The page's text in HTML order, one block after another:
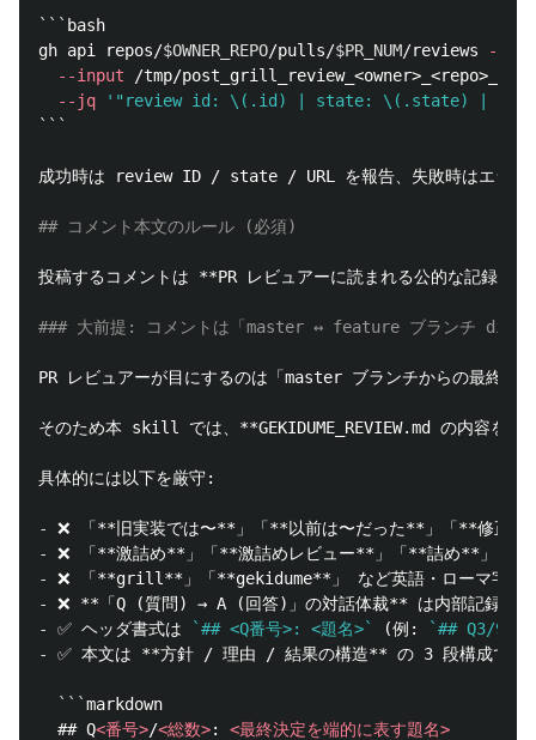
```
gh api repos/$OWNER_REPO/pulls/$PR_NUM/reviews
--
--input /tmp/post_grill_review_<owner>_<repo>_<
--jq
'"review id: \(.id) | state: \(.state) |
```
成功時は review ID / state / URL を報告、失敗時はエラー
## コメント本文のルール (必須)
投稿するコメントは **PR レビュアーに読まれる公的な記録**
### 大前提: コメントは「master ↔ feature ブランチ diff」
PR レビュアーが目にするのは「master ブランチからの最終
そのため本 skill では、 **GEKIDUME_REVIEW.md の内容を
- ❌ 「**旧実装では〜** 」「**以前は〜だった** 」「**修正前
-
❌ 「**激詰め** 」「**激詰めレビュー** 」「**詰め** 」「
-
❌ 「**grill** 」「**gekidume**
-
❌ **「Q (質問) → A (回答)」の対話体裁**
-
✅ ヘッダ書式は `## <Q番号>: <題名>` (例:
`## Q3/9:
-
✅ 本文は **方針 / 理由 / 結果の構造** の 3 段構成で書
```
  ## Q
<番号>/<総数>: <最終決定を端的に表す題名>